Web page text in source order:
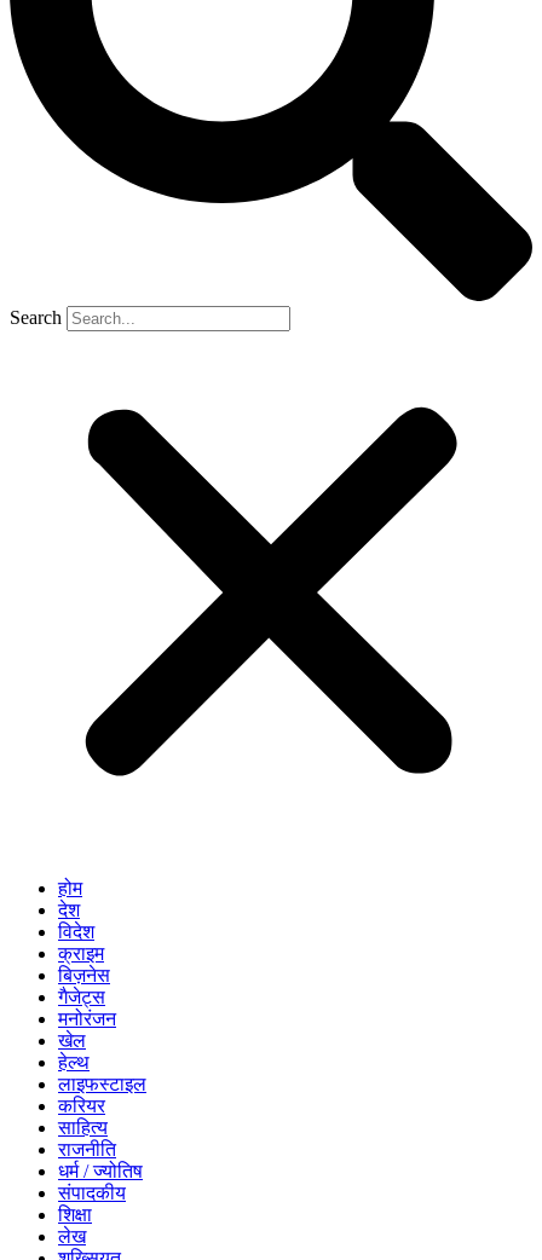
Search
होम
देश
विदेश
क्राइम
बिज़नेस
गैजेट्स
मनोरंजन
खेल
हेल्थ
लाइफस्टाइल
करियर
साहित्य
राजनीति
धर्म / ज्योतिष
संपादकीय
शिक्षा
लेख